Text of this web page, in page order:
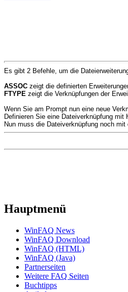
Es gibt 2 Befehle, um die
ASSOC zeigt die definierten
FTYPE zeigt die Verknüpfungen der
Wenn Sie am Prompt nun eine neue
Definieren Sie eine Dateiverknüpfung mit
Nun muss die Dateiverknüpfung noch mit
Hauptmenü
WinFAQ News
WinFAQ Download
WinFAQ (HTML)
WinFAQ (Java)
Partnerseiten
Weitere FAQ Seiten
Buchtipps